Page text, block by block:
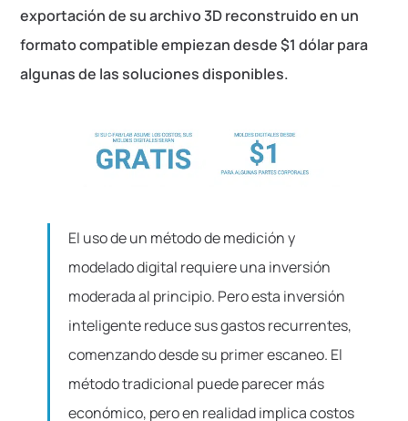
exportación de su archivo 3D reconstruido en un
formato compatible empiezan desde $1 dólar para
algunas de las soluciones disponibles.
El uso de un método de medición y
modelado digital requiere una inversión
moderada al principio. Pero esta inversión
inteligente reduce sus gastos recurrentes,
comenzando desde su primer escaneo. El
método tradicional puede parecer más
económico, pero en realidad implica costos